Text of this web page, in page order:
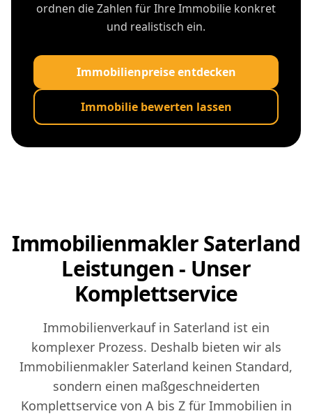
ordnen die Zahlen für Ihre Immobilie konkret
und realistisch ein.
Immobilienpreise entdecken
Immobilie bewerten lassen
Immobilienmakler Saterland
Leistungen - Unser
Komplettservice
Immobilienverkauf in Saterland ist ein
komplexer Prozess. Deshalb bieten wir als
Immobilienmakler Saterland keinen Standard,
sondern einen maßgeschneiderten
Komplettservice von A bis Z für Immobilien in